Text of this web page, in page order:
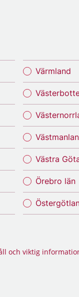
Värmland
Västra
Örebro län
och viktig